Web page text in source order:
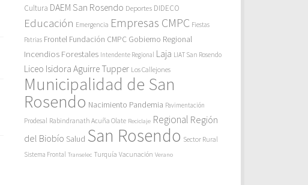
Cultura DAEM San Rosendo Deportes DIDECO
Educación Emergencia Empresas CMPC Fiestas
Patrias Frontel Fundación CMPC Gobierno Regional
Incendios Forestales Intendente Regional Laja LIAT San Rosendo
Liceo Isidora Aguirre Tupper Los Callejones
Municipalidad de San
Rosendo Nacimiento Pandemia Pavimentación
Prodesal Rabindranath Acuña Olate Reciclaje Regional Región
del Biobío Salud San Rosendo Sector Rural
Sistema Frontal Transelec Turquía Vacunación Verano